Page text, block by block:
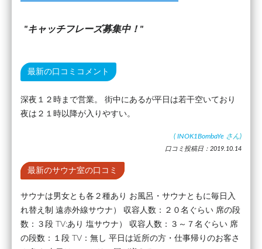
キャッチフレーズ募集中！
最新の口コミコメント
深夜１２時まで営業。 街中にあるが平日は若干空いており
夜は２１時以降が入りやすい。
( INOK1BombaYe さん)
口コミ投稿日：2019.10.14
最新のサウナ室の口コミ
サウナは男女とも各２種あり お風呂・サウナともに毎日入
れ替え制 遠赤外線サウナ） 収容人数：２０名ぐらい 席の段
数：３段 TV:あり 塩サウナ） 収容人数：３～７名ぐらい 席
の段数：１段 TV：無し 平日は近所の方・仕事帰りのお客さ